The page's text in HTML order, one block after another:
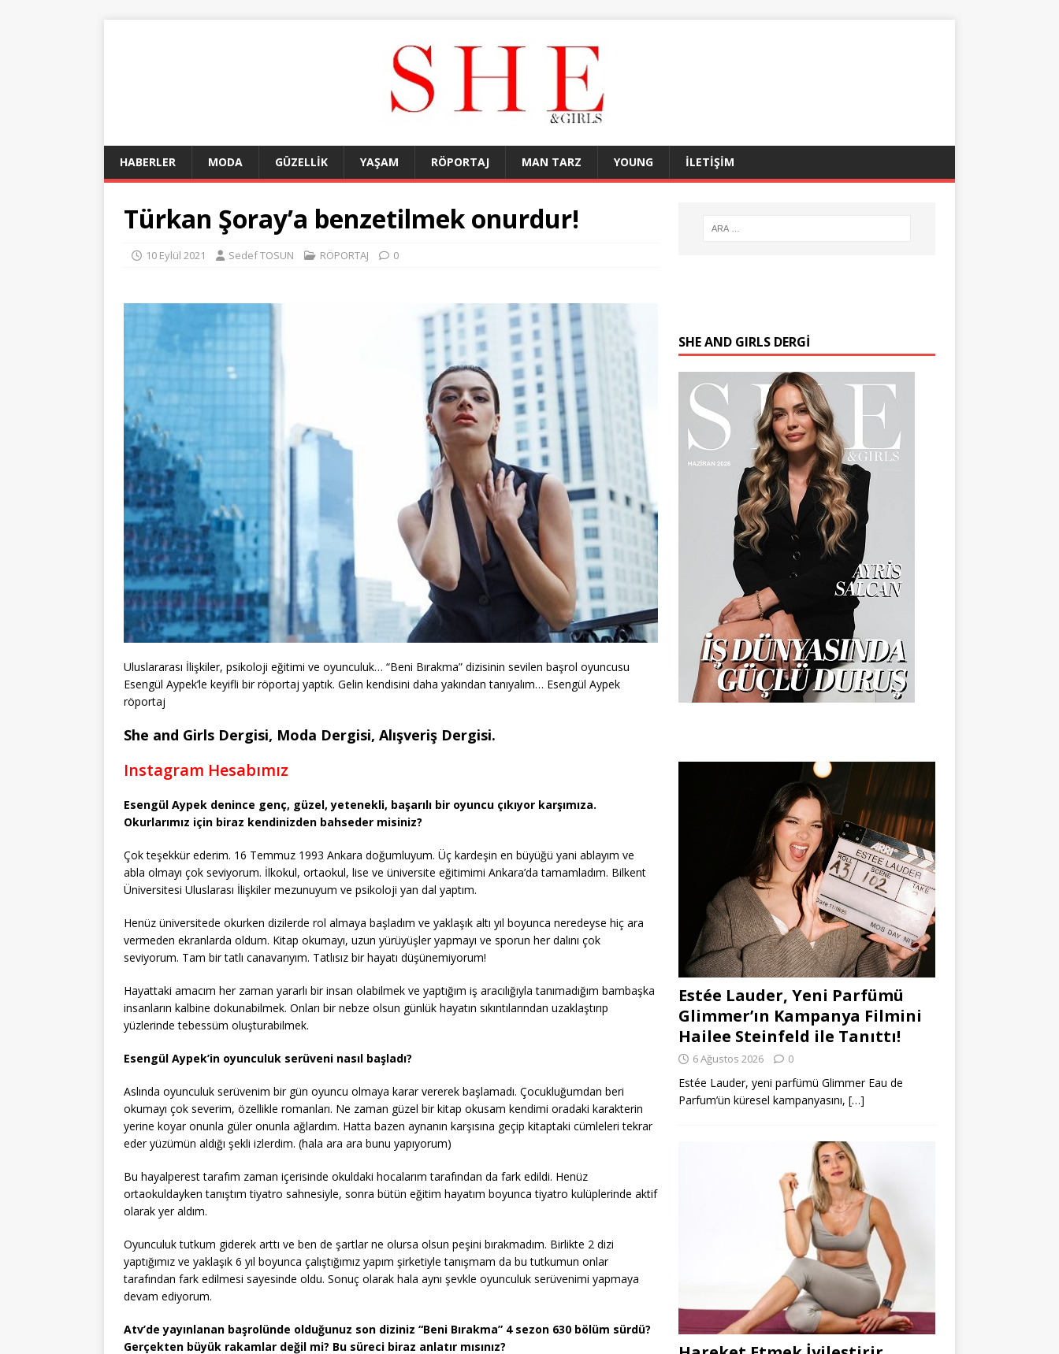
HABERLER MODA GÜZELLİK YAŞAM RÖPORTAJ MAN TARZ YOUNG İLETİŞİM
Türkan Şoray’a benzetilmek onurdur!
10 Eylül 2021 Sedef TOSUN RÖPORTAJ 0
Uluslararası İlişkiler, psikoloji eğitimi ve oyunculuk… “Beni Bırakma” dizisinin sevilen başrol oyuncusu
Esengül Aypek’le keyifli bir röportaj yaptık. Gelin kendisini daha yakından tanıyalım… Esengül Aypek
röportaj
She and Girls Dergisi, Moda Dergisi, Alışveriş Dergisi.
Instagram Hesabımız
Esengül Aypek denince genç, güzel, yetenekli, başarılı bir oyuncu çıkıyor karşımıza.
Okurlarımız için biraz kendinizden bahseder misiniz?
Çok teşekkür ederim. 16 Temmuz 1993 Ankara doğumluyum. Üç kardeşin en büyüğü yani ablayım ve
abla olmayı çok seviyorum. İlkokul, ortaokul, lise ve üniversite eğitimimi Ankara’da tamamladım. Bilkent
Üniversitesi Uluslarası İlişkiler mezunuyum ve psikoloji yan dal yaptım.
Henüz üniversitede okurken dizilerde rol almaya başladım ve yaklaşık altı yıl boyunca neredeyse hiç ara
vermeden ekranlarda oldum. Kitap okumayı, uzun yürüyüşler yapmayı ve sporun her dalını çok
seviyorum. Tam bir tatlı canavarıyım. Tatlısız bir hayatı düşünemiyorum!
Hayattaki amacım her zaman yararlı bir insan olabilmek ve yaptığım iş aracılığıyla tanımadığım bambaşka
insanların kalbine dokunabilmek. Onları bir nebze olsun günlük hayatın sıkıntılarından uzaklaştırıp
yüzlerinde tebessüm oluşturabilmek.
Esengül Aypek’in oyunculuk serüveni nasıl başladı?
Aslında oyunculuk serüvenim bir gün oyuncu olmaya karar vererek başlamadı. Çocukluğumdan beri
okumayı çok severim, özellikle romanları. Ne zaman güzel bir kitap okusam kendimi oradaki karakterin
yerine koyar onunla güler onunla ağlardım. Hatta bazen aynanın karşısına geçip kitaptaki cümleleri tekrar
eder yüzümün aldığı şekli izlerdim. (hala ara ara bunu yapıyorum)
Bu hayalperest tarafım zaman içerisinde okuldaki hocalarım tarafından da fark edildi. Henüz
ortaokuldayken tanıştım tiyatro sahnesiyle, sonra bütün eğitim hayatım boyunca tiyatro kulüplerinde aktif
olarak yer aldım.
Oyunculuk tutkum giderek arttı ve ben de şartlar ne olursa olsun peşini bırakmadım. Birlikte 2 dizi
yaptığımız ve yaklaşık 6 yıl boyunca çalıştığımız yapım şirketiyle tanışmam da bu tutkumun onlar
tarafından fark edilmesi sayesinde oldu. Sonuç olarak hala aynı şevkle oyunculuk serüvenimi yapmaya
devam ediyorum.
Atv’de yayınlanan başrolünde olduğunuz son diziniz “Beni Bırakma” 4 sezon 630 bölüm sürdü?
Gerçekten büyük rakamlar değil mi? Bu süreci biraz anlatır mısınız?
SHE AND GIRLS DERGİ
Estée Lauder, Yeni Parfümü
Glimmer’ın Kampanya Filmini
Hailee Steinfeld ile Tanıttı!
6 Ağustos 2026 0
Estée Lauder, yeni parfümü Glimmer Eau de
Parfum’ün küresel kampanyasını, […]